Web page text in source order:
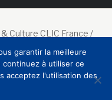
Culture CLIC France /
garantir la meilleure
à utiliser ce
acceptez l'utilisation des